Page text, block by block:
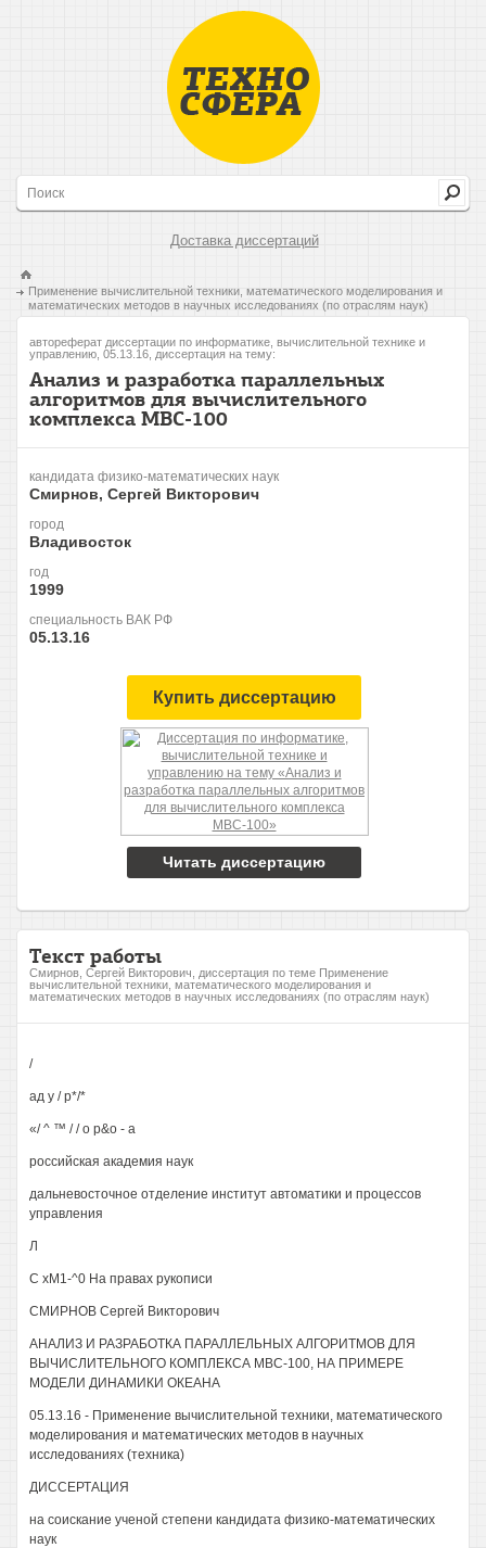
Доставка диссертаций
Применение вычислительной техники, математического моделирования и
математических методов в научных исследованиях (по отраслям наук)
автореферат диссертации по информатике, вычислительной технике и
управлению, 05.13.16, диссертация на тему:
Анализ и разработка параллельных
алгоритмов для вычислительного
комплекса МВС-100
кандидата физико-математических наук
Смирнов, Сергей Викторович
город
Владивосток
год
1999
специальность ВАК РФ
05.13.16
Купить диссертацию
Читать диссертацию
Текст работы
Смирнов, Сергей Викторович, диссертация по теме Применение
вычислительной техники, математического моделирования и
математических методов в научных исследованиях (по отраслям наук)
/
ад у / р*/*
«/ ^ ™ / / о р&о - а
российская академия наук
дальневосточное отделение институт автоматики и процессов
управления
Л
С хМ1-^0 На правах рукописи
СМИРНОВ Сергей Викторович
АНАЛИЗ И РАЗРАБОТКА ПАРАЛЛЕЛЬНЫХ АЛГОРИТМОВ ДЛЯ
ВЫЧИСЛИТЕЛЬНОГО КОМПЛЕКСА МВС-100, НА ПРИМЕРЕ
МОДЕЛИ ДИНАМИКИ ОКЕАНА
05.13.16 - Применение вычислительной техники, математического
моделирования и математических методов в научных
исследованиях (техника)
ДИССЕРТАЦИЯ
на соискание ученой степени кандидата физико-математических
наук